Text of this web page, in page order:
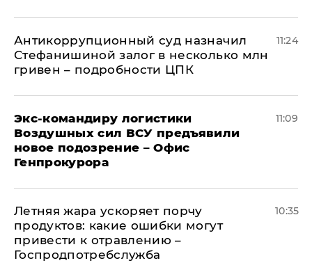
Антикоррупционный суд назначил
Стефанишиной залог в несколько млн
гривен – подробности ЦПК
11:24
Экс-командиру логистики
Воздушных сил ВСУ предъявили
новое подозрение – Офис
Генпрокурора
11:09
Летняя жара ускоряет порчу
продуктов: какие ошибки могут
привести к отравлению –
Госпродпотребслужба
10:35